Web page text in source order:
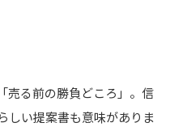
売る前の勝負どころ」。信
しい提案書も意味がありま